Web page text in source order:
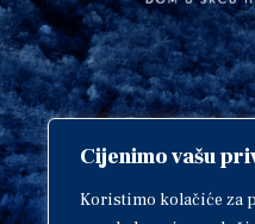
Cijenimo vašu
Koristimo kolačiće za
Copyright ©
sva prava